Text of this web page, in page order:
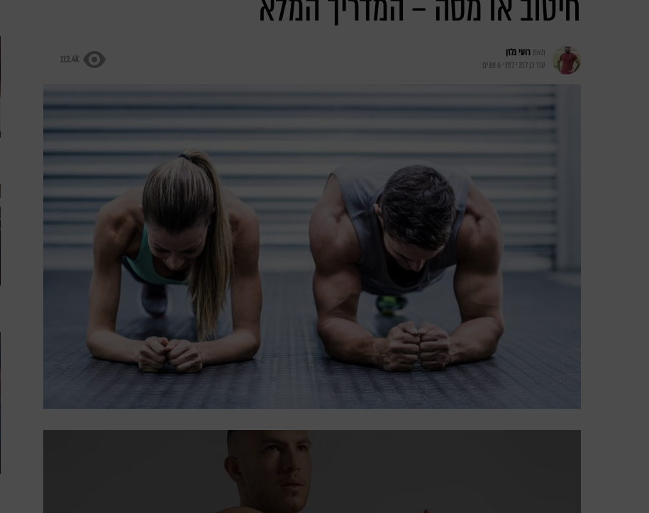
מאתרועי גלזן
עודכן לפנילפני 6 שנים 112.4k